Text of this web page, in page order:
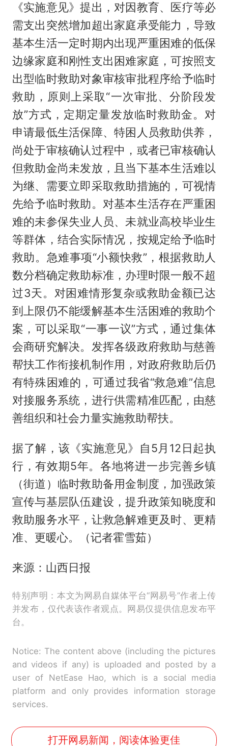
《实施意见》提出，对因教育、医疗等必
需支出突然增加超出家庭承受能力，导致
基本生活一定时期内出现严重困难的低保
边缘家庭和刚性支出困难家庭，可按照支
出型临时救助对象审核审批程序给予临时
救助，原则上采取“一次审批、分阶段发
放”方式，定期定量发放临时救助金。对
申请最低生活保障、特困人员救助供养，
尚处于审核确认过程中，或者已审核确认
但救助金尚未发放，且当下基本生活难以
为继、需要立即采取救助措施的，可视情
先给予临时救助。对基本生活存在严重困
难的未参保失业人员、未就业高校毕业生
等群体，结合实际情况，按规定给予临时
救助。急难事项“小额快救”，根据救助人
数分档确定救助标准，办理时限一般不超
过3天。对困难情形复杂或救助金额已达
到上限仍不能缓解基本生活困难的救助个
案，可以采取“一事一议”方式，通过集体
会商研究解决。发挥各级政府救助与慈善
帮扶工作衔接机制作用，对政府救助后仍
有特殊困难的，可通过我省“救急难”信息
对接服务系统，进行供需精准匹配，由慈
善组织和社会力量实施救助帮扶。
据了解，该《实施意见》自5月12日起执
行，有效期5年。各地将进一步完善乡镇
（街道）临时救助备用金制度，加强政策
宣传与基层队伍建设，提升政策知晓度和
救助服务水平，让救急解难更及时、更精
准、更暖心。（记者霍雪茹）
来源：山西日报
特别声明：本文为网易自媒体平台“网易号”作者上传
并发布，仅代表该作者观点。网易仅提供信息发布平
台。
Notice: The content above (including the pictures
and videos if any) is uploaded and posted by a
user of NetEase Hao, which is a social media
platform and only provides information storage
services.
打开网易新闻，阅读体验更佳